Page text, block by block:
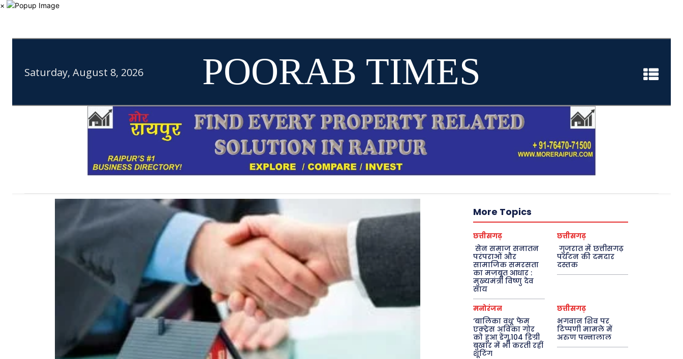
×
Saturday, August 8, 2026 POORAB TIMES
More Topics
छत्तीसगढ़
सेन समाज सनातन
परंपराओं और
सामाजिक समरसता
का मजबूत आधार :
मुख्यमंत्री विष्णु देव
साय
छत्तीसगढ़
गुजरात में छत्तीसगढ़
पर्यटन की दमदार
दस्तक
मनोरंजन
‘बालिका वधू’ फेम
एक्ट्रेस अविका गोर
को हुआ डेंगू,104 डिग्री
बुखार में भी करती रहीं
शूटिंग
छत्तीसगढ़
भगवान शिव पर
टिप्पणी मामले में
अरुण पन्नालाल